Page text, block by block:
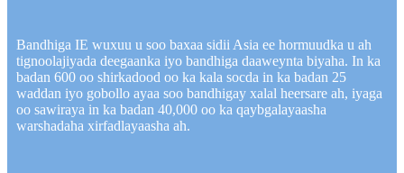
Bandhiga IE wuxuu u soo baxaa sidii Asia ee hormuudka u ah
tignoolajiyada deegaanka iyo bandhiga daaweynta biyaha. In ka
badan 600 oo shirkadood oo ka kala socda in ka badan 25
waddan iyo gobollo ayaa soo bandhigay xalal heersare ah, iyaga
oo sawiraya in ka badan 40,000 oo ka qaybgalayaasha
warshadaha xirfadlayaasha ah.